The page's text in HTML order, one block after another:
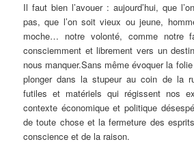
Il faut bien l’avouer : aujourd’hui, que
pas, que l’on soit vieux ou jeune,
moche… notre volonté, comme notre
consciemment et librement vers un
nous manquer.Sans même évoquer la
plonger dans la stupeur au coin de la
futiles et matériels qui régissent nos
contexte économique et politique
de toute chose et la fermeture des
conscience et de la raison.